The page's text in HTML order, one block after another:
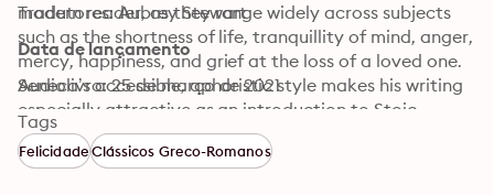
modern reader, as they range widely across subjects
such as the shortness of life, tranquillity of mind, anger,
mercy, happiness, and grief at the loss of a loved one.
Seneca’s accessible, aphoristic style makes his writing
especially attractive as an introduction to Stoic
philosophy, and belies its reputation for austerity and
dogmatism.
Tradutores: Aubrey Stewart
Data de lançamento
Audiolivro: 25 de março de 2021
Tags
FelicidadeClássicos Greco-Romanos